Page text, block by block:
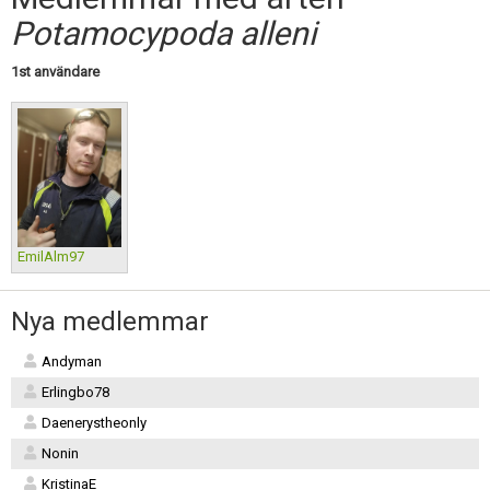
Potamocypoda alleni
1st användare
EmilAlm97
Nya medlemmar
Andyman
Erlingbo78
Daenerystheonly
Nonin
KristinaE